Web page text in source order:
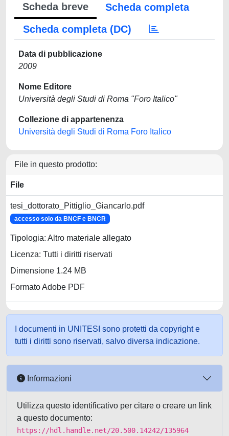
Scheda breve
Scheda completa
Scheda completa (DC)
Data di pubblicazione
2009
Nome Editore
Università degli Studi di Roma "Foro Italico"
Collezione di appartenenza
Università degli Studi di Roma Foro Italico
File in questo prodotto:
File
tesi_dottorato_Pittiglio_Giancarlo.pdf
accesso solo da BNCF e BNCR
Tipologia: Altro materiale allegato
Licenza: Tutti i diritti riservati
Dimensione 1.24 MB
Formato Adobe PDF
I documenti in UNITESI sono protetti da copyright e
tutti i diritti sono riservati, salvo diversa indicazione.
Informazioni
Utilizza questo identificativo per citare o creare un link
a questo documento:
https://hdl.handle.net/20.500.14242/135964